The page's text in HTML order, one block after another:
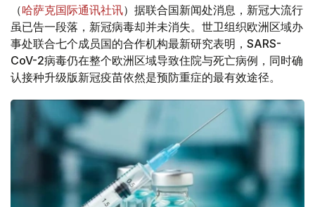
（哈萨克国际通讯社讯）据联合国新闻处消息，新冠大流行
虽已告一段落，新冠病毒却并未消失。世卫组织欧洲区域办
事处联合七个成员国的合作机构最新研究表明，SARS-
CoV-2病毒仍在整个欧洲区域导致住院与死亡病例，同时确
认接种升级版新冠疫苗依然是预防重症的最有效途径。